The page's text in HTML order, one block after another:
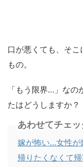
口が悪くても、そこ
もの。
「もう限界…」な
たはどうしますか？
あわせてチェッ
嫁が怖い…女性が
帰りたくなくて